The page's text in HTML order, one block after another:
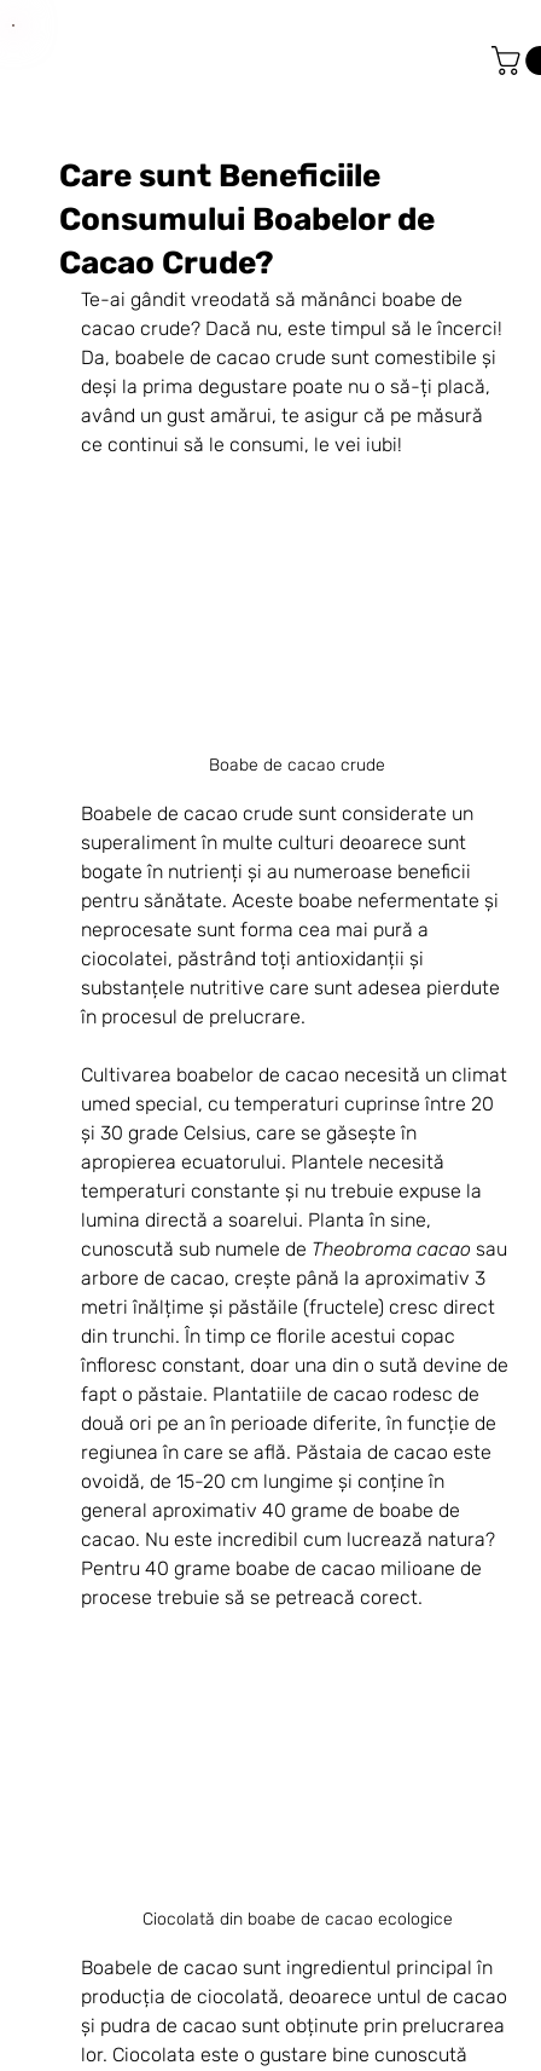
Care sunt Beneficiile
Consumului Boabelor de
Cacao Crude?
Te-ai gândit vreodată să mănânci boabe de
cacao crude? Dacă nu, este timpul să le încerci!
Da, boabele de cacao crude sunt comestibile și
deși la prima degustare poate nu o să-ți placă,
având un gust amărui, te asigur că pe măsură
ce continui să le consumi, le vei iubi!
Boabe de cacao crude
Boabele de cacao crude sunt considerate un
superaliment în multe culturi deoarece sunt
bogate în nutrienți și au numeroase beneficii
pentru sănătate. Aceste boabe nefermentate și
neprocesate sunt forma cea mai pură a
ciocolatei, păstrând toți antioxidanții și
substanțele nutritive care sunt adesea pierdute
în procesul de prelucrare.
Cultivarea boabelor de cacao necesită un climat
umed special, cu temperaturi cuprinse între 20
și 30 grade Celsius, care se găsește în
apropierea ecuatorului. Plantele necesită
temperaturi constante și nu trebuie expuse la
lumina directă a soarelui. Planta în sine,
cunoscută sub numele de Theobroma cacao sau
arbore de cacao, crește până la aproximativ 3
metri înălțime și păstăile (fructele) cresc direct
din trunchi. În timp ce florile acestui copac
înfloresc constant, doar una din o sută devine de
fapt o păstaie. Plantatiile de cacao rodesc de
două ori pe an în perioade diferite, în funcție de
regiunea în care se află. Păstaia de cacao este
ovoidă, de 15-20 cm lungime și conține în
general aproximativ 40 grame de boabe de
cacao. Nu este incredibil cum lucrează natura?
Pentru 40 grame boabe de cacao milioane de
procese trebuie să se petreacă corect.
Ciocolată din boabe de cacao ecologice
Boabele de cacao sunt ingredientul principal în
producția de ciocolată, deoarece untul de cacao
și pudra de cacao sunt obținute prin prelucrarea
lor. Ciocolata este o gustare bine cunoscută